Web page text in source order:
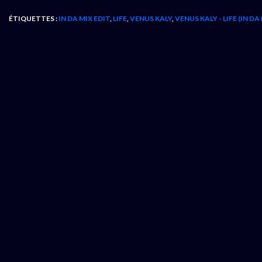
ÉTIQUETTES : IN DA MIX EDIT, LIFE,VENUS KALY,VENUS KALY - LIFE (IN